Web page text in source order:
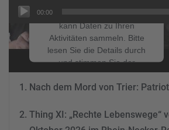
einzubetten. Dieser Service
kann Daten zu Ihren
Aktivitäten sammeln. Bitte
lesen Sie die Details durch
und stimmen Sie der
Nutzung des Service zu, um
dieses Video anzusehen.
Mehr Informationen
00:00
NEUESTE BEITRÄGE
Nach dem Mord von Trier:
Thing XI: „Rechte Lebenswege“